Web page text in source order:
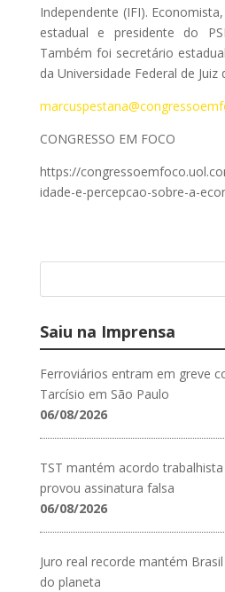
Independente (IFI).
estadual e presidente do
Também foi secretário
da Universidade Federal de Juiz
CONGRESSO EM FOCO
https://
idade-e-percepcao-sobre-a-
Saiu na Imprensa
Ferroviários entram em greve
Tarcísio em São Paulo
06/08/2026
TST mantém acordo
provou assinatura falsa
06/08/2026
Juro real recorde mantém
do planeta